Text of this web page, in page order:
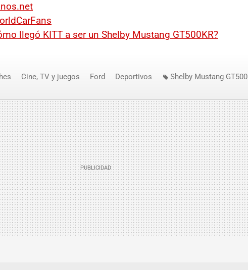
llegó KITT a ser un Shelby Mustang GT500KR?
Cine, TV y juegos Ford Deportivos
Shelby Mustang GT500